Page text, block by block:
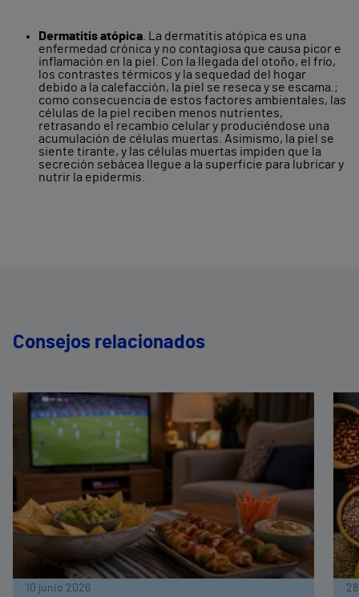
Dermatitis atópica. La dermatitis atópica es una
enfermedad crónica y no contagiosa que causa picor e
inflamación en la piel. Con la llegada del otoño, el frío,
los contrastes térmicos y la sequedad del hogar
debido a la calefacción, la piel se reseca y se escama.;
como consecuencia de estos factores ambientales, las
células de la piel reciben menos nutrientes,
retrasando el recambio celular y produciéndose una
acumulación de células muertas. Asimismo, la piel se
siente tirante, y las células muertas impiden que la
secreción sebácea llegue a la superficie para lubricar y
nutrir la epidermis.
Consejos relacionados
10 junio 2026